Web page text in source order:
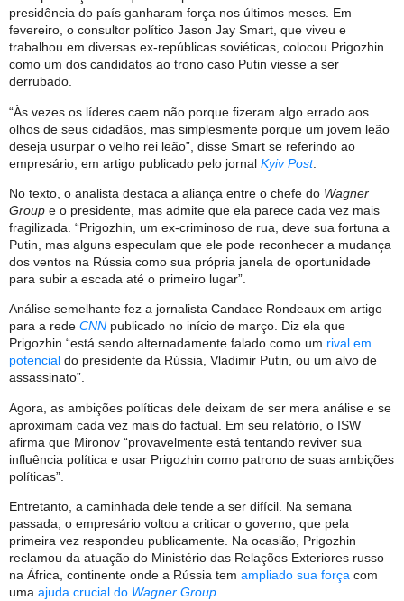
presidência do país ganharam força nos últimos meses. Em
fevereiro, o consultor político Jason Jay Smart, que viveu e
trabalhou em diversas ex-repúblicas soviéticas, colocou Prigozhin
como um dos candidatos ao trono caso Putin viesse a ser
derrubado.
“Às vezes os líderes caem não porque fizeram algo errado aos
olhos de seus cidadãos, mas simplesmente porque um jovem leão
deseja usurpar o velho rei leão”, disse Smart se referindo ao
empresário, em artigo publicado pelo jornal Kyiv Post.
No texto, o analista destaca a aliança entre o chefe do Wagner
Group e o presidente, mas admite que ela parece cada vez mais
fragilizada. “Prigozhin, um ex-criminoso de rua, deve sua fortuna a
Putin, mas alguns especulam que ele pode reconhecer a mudança
dos ventos na Rússia como sua própria janela de oportunidade
para subir a escada até o primeiro lugar”.
Análise semelhante fez a jornalista Candace Rondeaux em artigo
para a rede CNN publicado no início de março. Diz ela que
Prigozhin “está sendo alternadamente falado como um rival em
potencial do presidente da Rússia, Vladimir Putin, ou um alvo de
assassinato”.
Agora, as ambições políticas dele deixam de ser mera análise e se
aproximam cada vez mais do factual. Em seu relatório, o ISW
afirma que Mironov “provavelmente está tentando reviver sua
influência política e usar Prigozhin como patrono de suas ambições
políticas”.
Entretanto, a caminhada dele tende a ser difícil. Na semana
passada, o empresário voltou a criticar o governo, que pela
primeira vez respondeu publicamente. Na ocasião, Prigozhin
reclamou da atuação do Ministério das Relações Exteriores russo
na África, continente onde a Rússia tem ampliado sua força com
uma ajuda crucial do Wagner Group